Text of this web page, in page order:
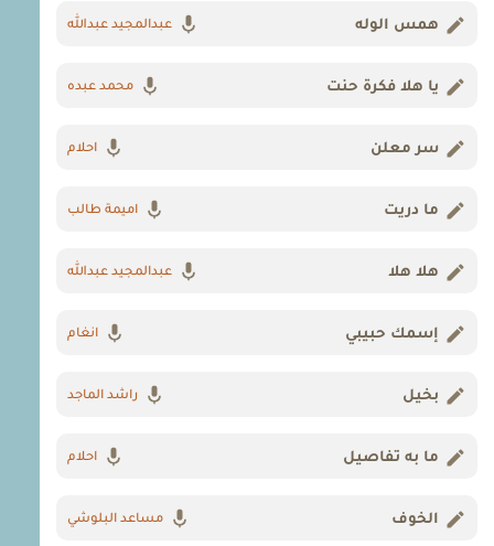
همس الوله عبدالمجيد عبدالله
يا هلا فكرة حنت محمد عبده
سر معلن احلام
ما دريت اميمة طالب
هلا هلا عبدالمجيد عبدالله
إسمك حبيبي انغام
بخيل راشد الماجد
ما به تفاصيل احلام
الخوف مساعد البلوشي